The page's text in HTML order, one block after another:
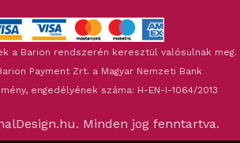
a Barion rendszerén keresztül valósulnak meg.
Payment Zrt. a Magyar Nemzeti Bank
engedélyének száma: H-EN-I-1064/2013
Minden jog fenntartva.